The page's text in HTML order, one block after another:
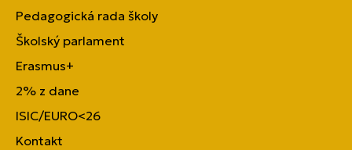
Pedagogická rada školy
Školský parlament
Erasmus+
2% z dane
ISIC/EURO<26
Kontakt